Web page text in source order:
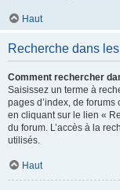
Haut
Recherche dans
Comment rechercher
Saisissez un terme à
pages d’index, de
en cliquant sur le lien «
du forum. L’accès à la
utilisés.
Haut